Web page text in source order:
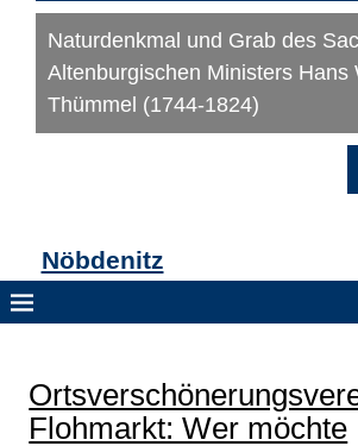
Naturdenkmal und Grab des
Altenburgischen Ministers Hans
Thümmel (1744-1824)
Nöbdenitz
Flohmarkt: Wer möchte